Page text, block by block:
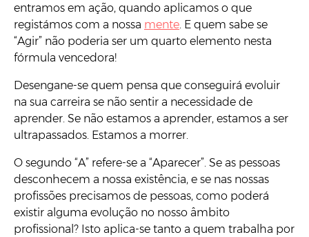
entramos em ação, quando aplicamos o que
registámos com a nossa mente. E quem sabe se
“Agir” não poderia ser um quarto elemento nesta
fórmula vencedora!
Desengane-se quem pensa que conseguirá evoluir
na sua carreira se não sentir a necessidade de
aprender. Se não estamos a aprender, estamos a ser
ultrapassados. Estamos a morrer.
O segundo “A” refere-se a “Aparecer”. Se as pessoas
desconhecem a nossa existência, e se nas nossas
profissões precisamos de pessoas, como poderá
existir alguma evolução no nosso âmbito
profissional? Isto aplica-se tanto a quem trabalha por